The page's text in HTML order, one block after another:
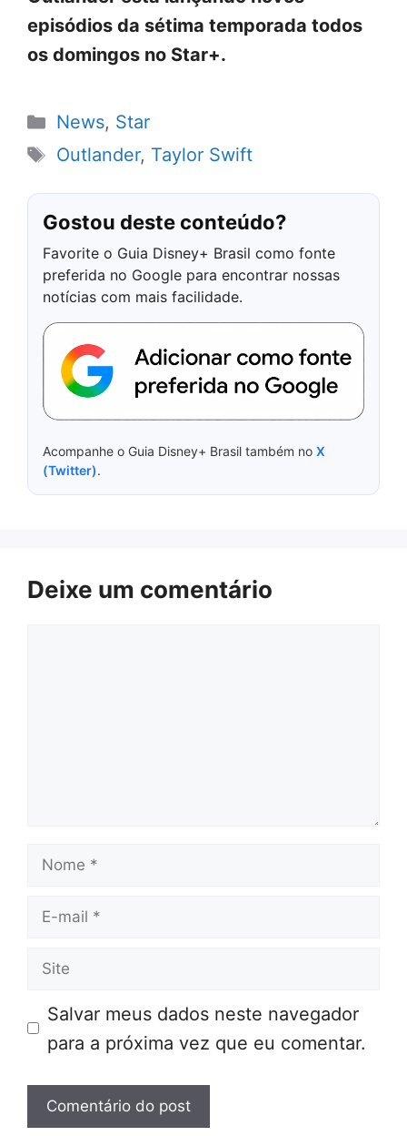
episódios da sétima temporada todos
os domingos no Star+.
Categorias
News, Star
Tags
Outlander, Taylor Swift
Gostou deste conteúdo?
Favorite o Guia Disney+ Brasil como fonte
preferida no Google para encontrar nossas
notícias com mais facilidade.
Acompanhe o Guia Disney+ Brasil também no X
(Twitter).
Deixe um comentário
Nome
E-
Site
Salvar meus dados neste navegador
para a próxima vez que eu comentar.